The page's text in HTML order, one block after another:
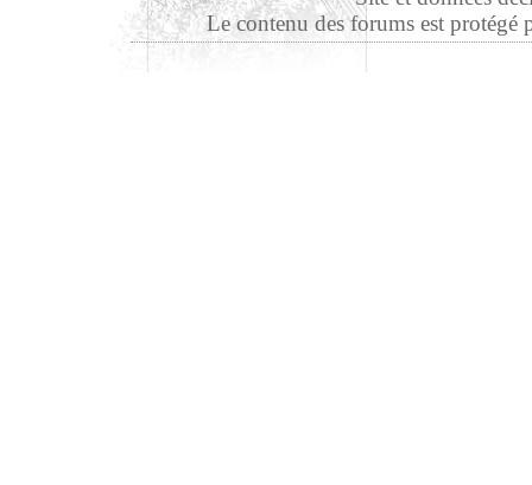
Le contenu des forums est protégé